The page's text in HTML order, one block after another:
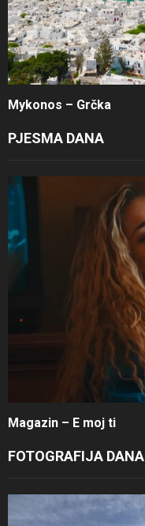
Mykonos – Grčka
PJESMA DANA
Magazin – E moj ti
FOTOGRAFIJA DANA